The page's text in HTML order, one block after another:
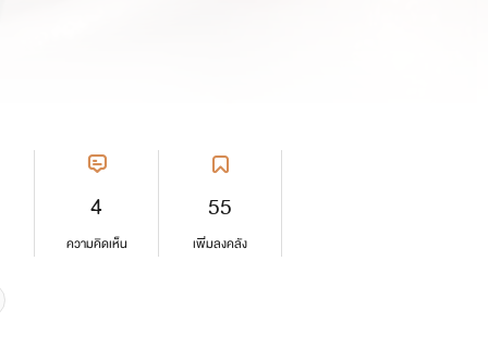
4
ความคิดเห็น
55
เพิ่มลงคลัง